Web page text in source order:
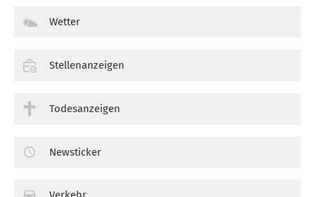
Wetter
Stellenanzeigen
Todesanzeigen
Newsticker